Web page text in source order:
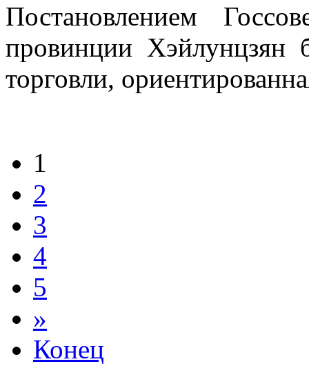
Постановлением
провинции Хэйлунцзян
торговли,
1
2
3
4
5
»
Конец